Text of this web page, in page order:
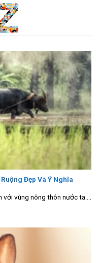
Đẹp Và Ý Nghĩa
với vùng nông thôn nước ta....